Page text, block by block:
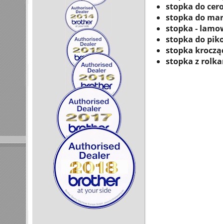
stopka do
stopka do
stopka -
stopka do
stopka
stopka z